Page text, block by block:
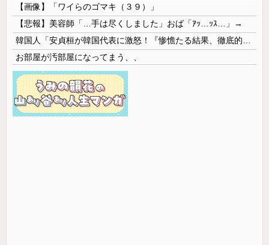
【画像】「ワイらのゴマキ（３９）」
【悲報】美容師「…手は尽くしました」おば「ｱｯ…ｯｽ…」→
お部屋が汚部屋になってまう、、